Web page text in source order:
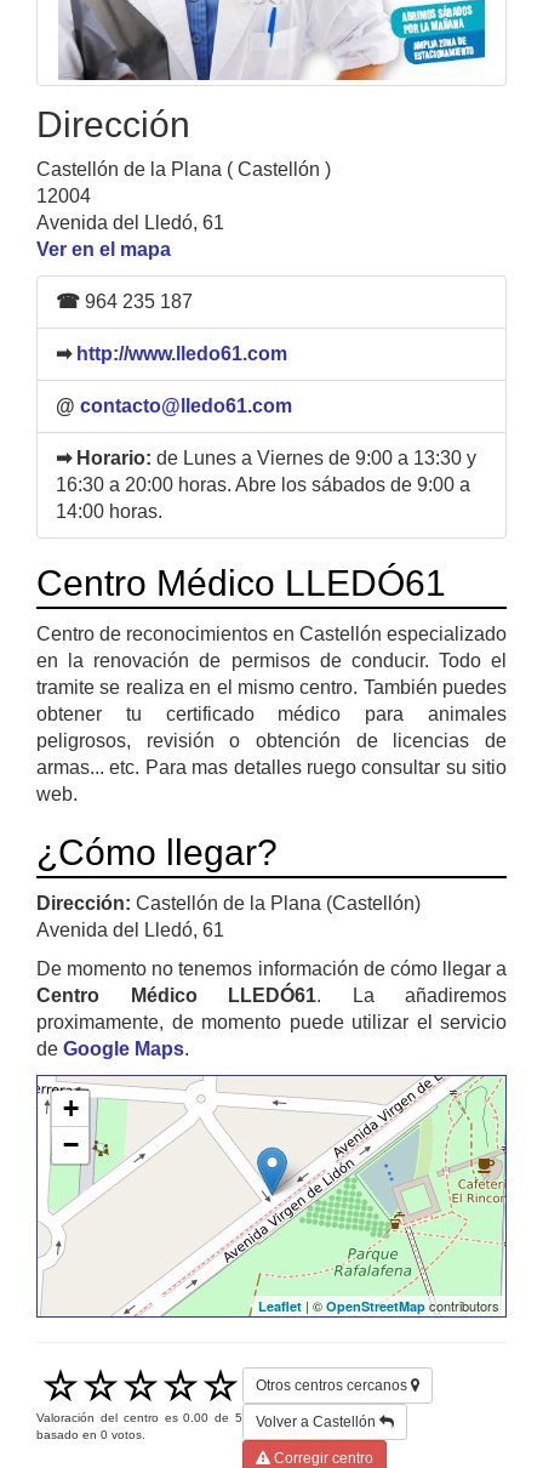
Dirección
Castellón de la Plana ( Castellón )
12004
Avenida del Lledó, 61
Ver en el mapa
☎ 964 235 187
➡ http://www.lledo61.com
@ contacto@lledo61.com
➡ Horario: de Lunes a Viernes de 9:00 a 13:30 y
16:30 a 20:00 horas. Abre los sábados de 9:00 a
14:00 horas.
Centro Médico LLEDÓ61
Centro de reconocimientos en Castellón especializado
en la renovación de permisos de conducir. Todo el
tramite se realiza en el mismo centro. También puedes
obtener tu certificado médico para animales
peligrosos, revisión o obtención de licencias de
armas... etc. Para mas detalles ruego consultar su sitio
web.
¿Cómo llegar?
Dirección: Castellón de la Plana (Castellón)
Avenida del Lledó, 61
De momento no tenemos información de cómo llegar a
Centro Médico LLEDÓ61. La añadiremos
proximamente, de momento puede utilizar el servicio
de Google Maps.
+
−
Leaflet | © OpenStreetMapcontributors
Valoración del centro es0.00 de5
basado en 0 votos.
Otros centros cercanos
Volver a Castellón
Corregir centro